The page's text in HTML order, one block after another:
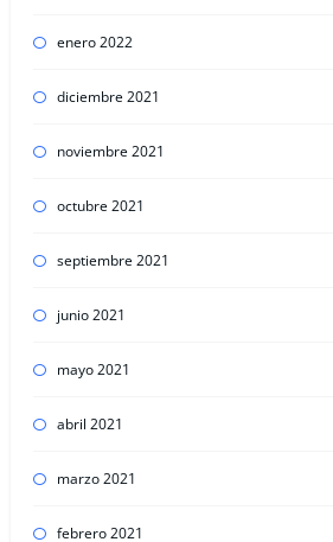
enero 2022
diciembre 2021
noviembre 2021
octubre 2021
septiembre 2021
junio 2021
mayo 2021
abril 2021
marzo 2021
febrero 2021